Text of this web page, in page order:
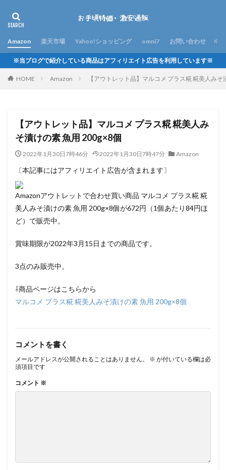
Amazon 楽天市場 Yahoo!ショッピング omni7 お問い合わせ
※当ブログで紹介している商品はアフィリエイト広告を利用しています※
HOME Amazon 【アウトレット品】マルコメ プラス糀 糀美人み
【アウトレット品】マルコメ プラス糀 糀美人み
そ漬けの素 魚用 200g×8個
2022年1月30日7時46分 2022年1月30日7時47分 Amazon
〔本記事にはアフィリエイト広告が含まれます〕
Amazonアウトレットで合わせ買い商品 マルコメ プラス糀 糀
美人みそ漬けの素 魚用 200g×8個が672円（1個あたり84円ほ
ど）で販売中。
賞味期限が2022年3月15日までの商品です。
3点のみ販売中。
⇩商品ページはこちらから
マルコメ プラス糀 糀美人みそ漬けの素 魚用 200g×8個
コメントを書く
メールアドレスが公開されることはありません。 ※ が付いている欄は必
須項目です
コメント ※